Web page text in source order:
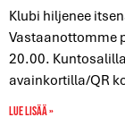
Klubi hiljenee
Vastaanottomme
20.00.
avainkortilla/QR
Lue lisää »